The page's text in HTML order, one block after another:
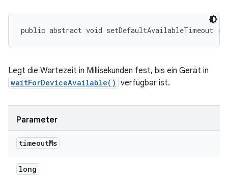
public abstract void setDefaultAvailableTimeout
Legt die Wartezeit in Millisekunden fest, bis ein Gerät in
waitForDeviceAvailable() verfügbar ist.
Parameter
timeoutMs
long